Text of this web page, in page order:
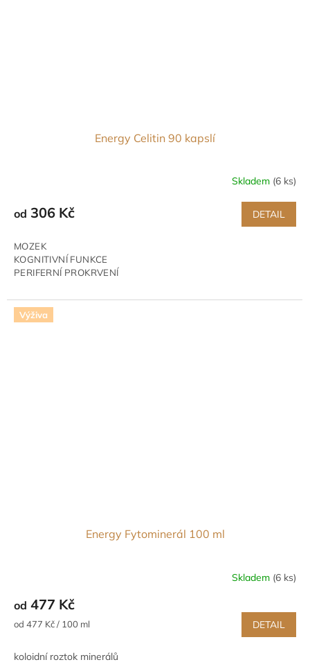
Energy Celitin 90 kapslí
produktu
je
z
5
hvězdiček.
Skladem (6 ks)
od 306 Kč DETAIL
MOZEK
KOGNITIVNÍ FUNKCE
PERIFERNÍ PROKRVENÍ
Výživa
Energy Fytominerál 100 ml
produktu
5
Skladem (6 ks)
od 477 Kč
Měrná
od 477 Kč / 100 ml DETAIL
koloidní roztok minerálů